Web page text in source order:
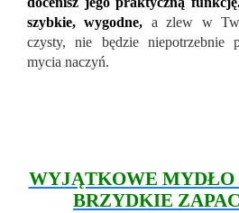
szybkie, wygodne, a zlew w
czysty, nie będzie niepotrzebnie
mycia naczyń.
WYJĄTKOWE
BRZYDKIE